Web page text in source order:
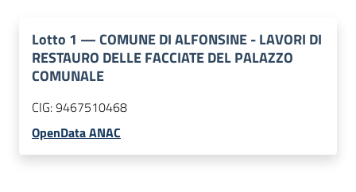
Lotto 1 —COMUNE DI ALFONSINE - LAVORI DI
RESTAURO DELLE FACCIATE DEL PALAZZO
COMUNALE
CIG:9467510468
OpenData ANAC